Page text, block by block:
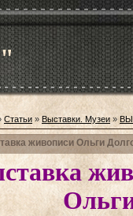
Статьи » Выставки. Музеи »
живописи Ольги